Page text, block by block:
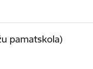
pamatskola)